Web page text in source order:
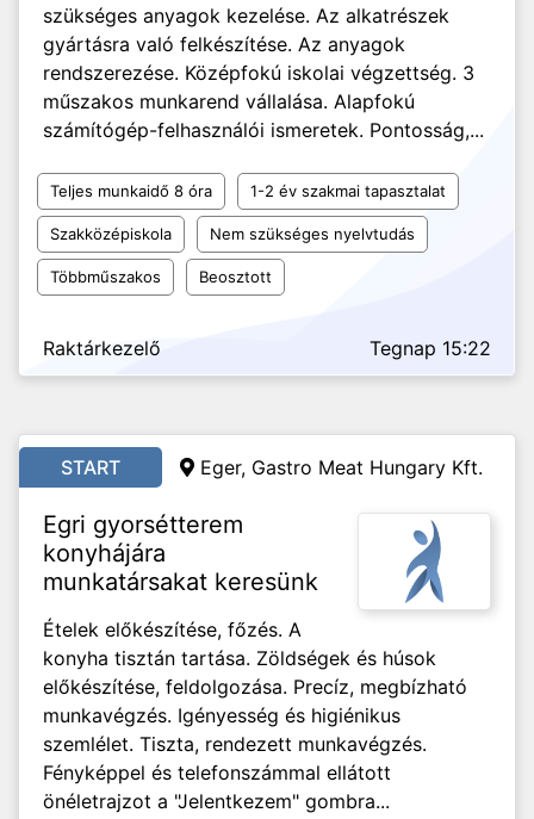
szükséges anyagok kezelése. Az alkatrészek
gyártásra való felkészítése. Az anyagok
rendszerezése. Középfokú iskolai végzettség. 3
műszakos munkarend vállalása. Alapfokú
számítógép-felhasználói ismeretek. Pontosság,...
Teljes munkaidő 8 óra 1-2 év szakmai tapasztalat
Szakközépiskola Nem szükséges nyelvtudás
Többműszakos Beosztott
Raktárkezelő Tegnap 15:22
START Eger, Gastro Meat Hungary Kft.
Egri gyorsétterem
konyhájára
munkatársakat keresünk
Ételek előkészítése, főzés. A
konyha tisztán tartása. Zöldségek és húsok
előkészítése, feldolgozása. Precíz, megbízható
munkavégzés. Igényesség és higiénikus
szemlélet. Tiszta, rendezett munkavégzés.
Fényképpel és telefonszámmal ellátott
önéletrajzot a "Jelentkezem" gombra...